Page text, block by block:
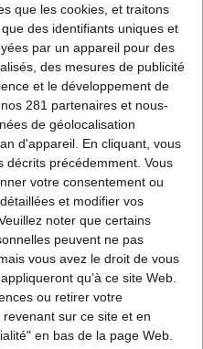
que les cookies, et traitons
des identifiants uniques et
par un appareil pour des
des mesures de publicité
et le développement de
281 partenaires et nous-
de géolocalisation
d'appareil. En cliquant, vous
décrits précédemment. Vous
votre consentement ou
et modifier vos
noter que certains
peuvent ne pas
vous avez le droit de vous
qu’à ce site Web.
ou retirer votre
sur ce site et en
en bas de la page Web.
ce département
aux dates
générale de la chasse
Deux Sèvres.